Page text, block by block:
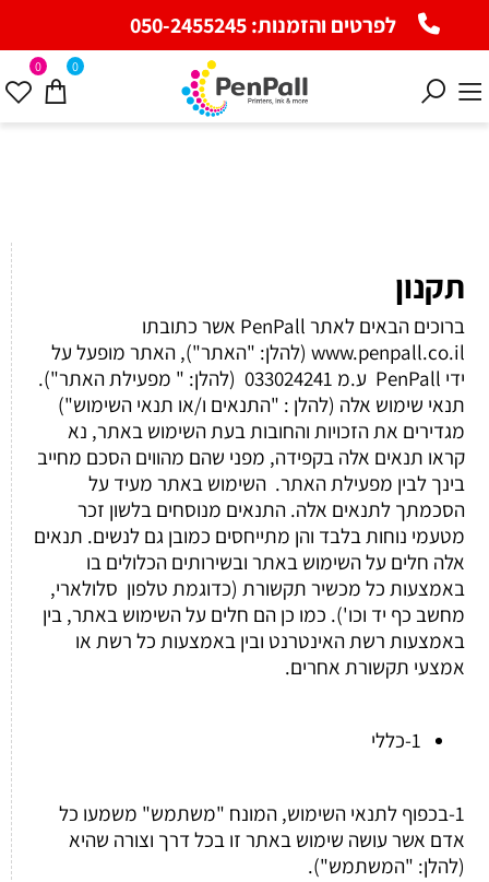
לפרטים והזמנות:050-2455245
0 0
תקנון
ברוכים הבאים לאתר PenPall אשר כתובתו
www.penpall.co.il (להלן: "האתר"), האתר מופעל על
ידי PenPall ע.מ 033024241 (להלן: " מפעילת האתר").
תנאי שימוש אלה (להלן : "התנאים ו/או תנאי השימוש")
מגדירים את הזכויות והחובות בעת השימוש באתר, נא
קראו תנאים אלה בקפידה, מפני שהם מהווים הסכם מחייב
בינך לבין מפעילת האתר. השימוש באתר מעיד על
הסכמתך לתנאים אלה. התנאים מנוסחים בלשון זכר
מטעמי נוחות בלבד והן מתייחסים כמובן גם לנשים. תנאים
אלה חלים על השימוש באתר ובשירותים הכלולים בו
באמצעות כל מכשיר תקשורת (כדוגמת טלפון סלולארי,
מחשב כף יד וכו'). כמו כן הם חלים על השימוש באתר, בין
באמצעות רשת האינטרנט ובין באמצעות כל רשת או
אמצעי תקשורת אחרים.
1-כללי
1-בכפוף לתנאי השימוש, המונח "משתמש" משמעו כל
אדם אשר עושה שימוש באתר זו בכל דרך וצורה שהיא
(להלן: "המשתמש").